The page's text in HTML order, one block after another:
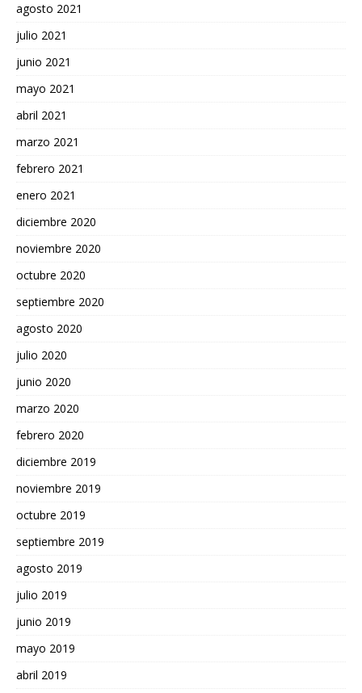
agosto 2021
julio 2021
junio 2021
mayo 2021
abril 2021
marzo 2021
febrero 2021
enero 2021
diciembre 2020
noviembre 2020
octubre 2020
septiembre 2020
agosto 2020
julio 2020
junio 2020
marzo 2020
febrero 2020
diciembre 2019
noviembre 2019
octubre 2019
septiembre 2019
agosto 2019
julio 2019
junio 2019
mayo 2019
abril 2019